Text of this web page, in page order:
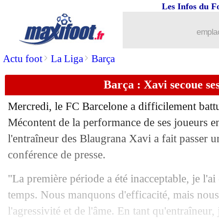
Actu foot> La Liga> Barça
Les Infos du
Barça : Xavi secoue
Mercredi, le FC Barcelone a difficilement
Mécontent de la performance de ses joueurs
l'entraîneur des Blaugrana Xavi a fait passer
conférence de presse.
"La première période a été inacceptable, je
temps. Nous manquons d'efficacité, mais
l'agressivité et de l'âme. En tant qu'entraîneur,
Man Utd : Sancho, un plan B radical ?
21/12 OM: les départs, Longoria à l'écoute
Super Ligue : la nouvelle formule
21/12 OM: la situation financière,
21/12 OM : Longoria fait le point pour le
21/12 : Riolo repris avec humour par
21/12 OM: Longoria admet une erreur
21/12 PSG : Zaïre-Emery, les grands mots